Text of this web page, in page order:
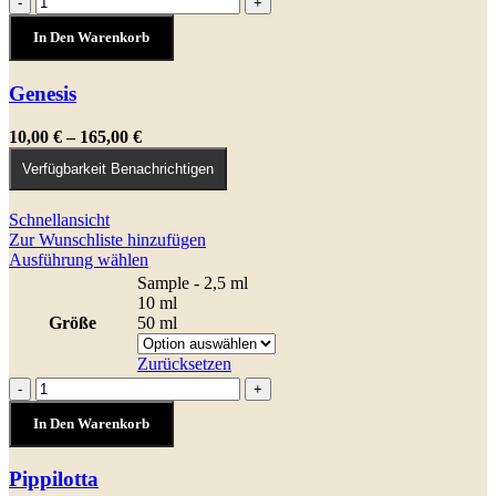
Optionen
können
Menge
In Den Warenkorb
Genesis
10,00 € – 165,00 €Preisspanne:
10,00 €
bis
165,00 €
Verfügbarkeit Benachrichtigen
Schnellansicht
Zur Wunschliste hinzufügen
Ausführung wählen
Produkt
weist
mehrere
Varianten
auf.
Die
Optionen
können
Größe
Sample - 2,5 ml
10 ml
50 ml
Zurücksetzen
-
Pippilotta
Menge
+
In Den Warenkorb
Pippilotta